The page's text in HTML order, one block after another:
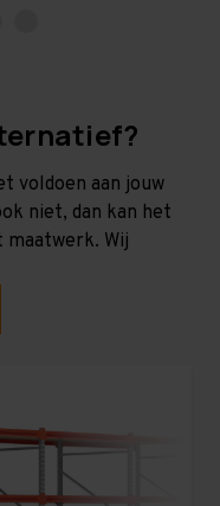
voldoen aan jouw
niet, dan kan het
maatwerk. Wij